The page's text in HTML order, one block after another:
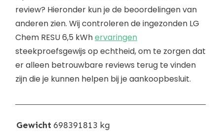
review? Hieronder kun je de beoordelingen van
anderen zien. Wij controleren de ingezonden LG
Chem RESU 6,5 kWhervaringen
steekproefsgewijs op echtheid, om te zorgen dat
er alleen betrouwbare reviews terug te vinden
zijn die je kunnen helpen bij je aankoopbesluit.
Gewicht 698391813 kg